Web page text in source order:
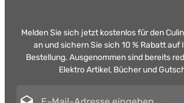
Melden Sie sich jetzt kostenlos für den
an und sichern Sie sich 10 % Rabatt auf
Bestellung. Ausgenommen sind bereits
Elektro Artikel, Bücher und